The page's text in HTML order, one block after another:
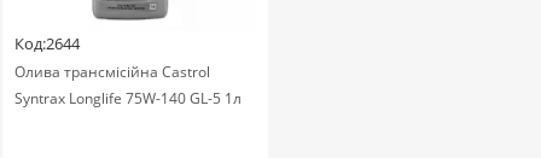
Код:2644
Олива трансмісійнa Castrol
Syntrax Longlife 75W-140 GL-5 1л